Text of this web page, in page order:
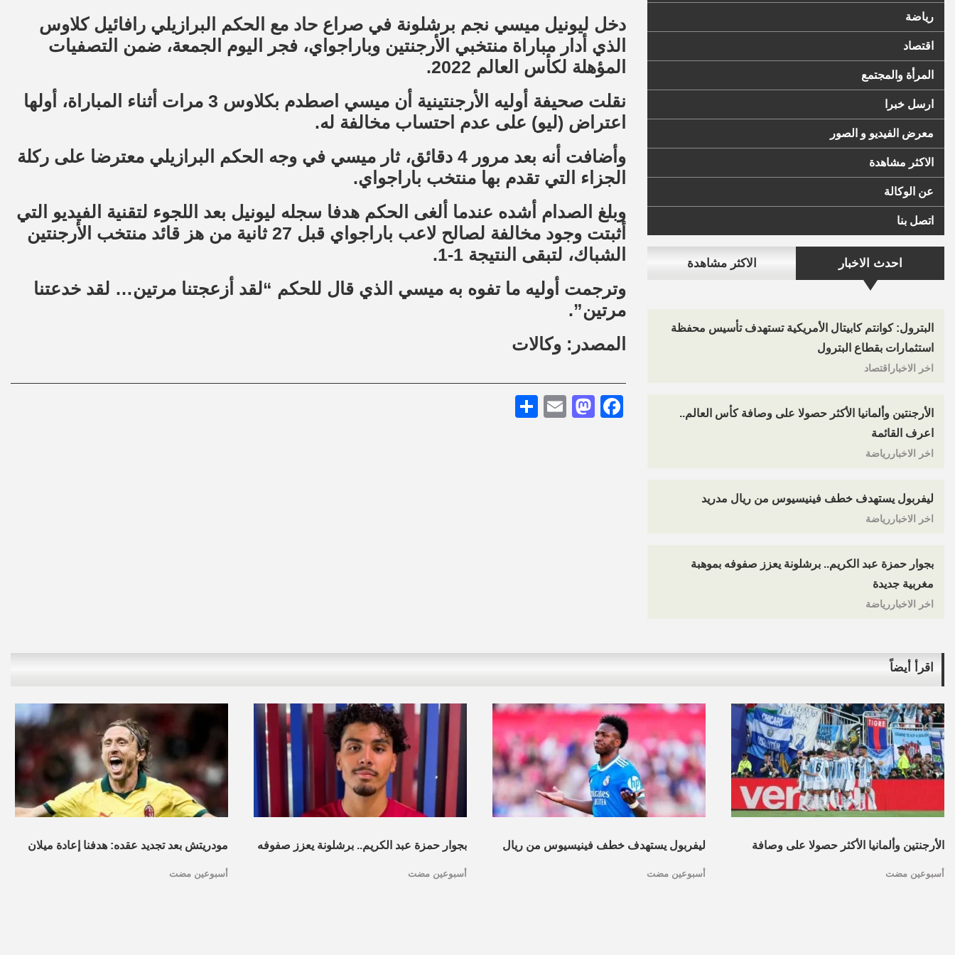
رياضة
اقتصاد
المرأة والمجتمع
ارسل خبرا
معرض الفيديو و الصور
الاكثر مشاهدة
عن الوكالة
اتصل بنا
احدث الاخبار الاكثر مشاهدة
البترول: كوانتم كابيتال الأمريكية تستهدف تأسيس محفظة
استثمارات بقطاع البترول
اخر الاخباراقتصاد
الأرجنتين وألمانيا الأكثر حصولا على وصافة كأس العالم..
اعرف القائمة
اخر الاخباررياضة
ليفربول يستهدف خطف فينيسيوس من ريال مدريد
اخر الاخباررياضة
بجوار حمزة عبد الكريم.. برشلونة يعزز صفوفه بموهبة
مغربية جديدة
اخر الاخباررياضة
دخل ليونيل ميسي نجم برشلونة في صراع حاد مع الحكم البرازيلي رافائيل كلاوس
الذي أدار مباراة منتخبي الأرجنتين وباراجواي، فجر اليوم الجمعة، ضمن التصفيات
المؤهلة لكأس العالم 2022.
نقلت صحيفة أوليه الأرجنتينية أن ميسي اصطدم بكلاوس 3 مرات أثناء المباراة، أولها
اعتراض (ليو) على عدم احتساب مخالفة له.
وأضافت أنه بعد مرور 4 دقائق، ثار ميسي في وجه الحكم البرازيلي معترضا على ركلة
الجزاء التي تقدم بها منتخب باراجواي.
وبلغ الصدام أشده عندما ألغى الحكم هدفا سجله ليونيل بعد اللجوء لتقنية الفيديو التي
أثبتت وجود مخالفة لصالح لاعب باراجواي قبل 27 ثانية من هز قائد منتخب الأرجنتين
الشباك، لتبقى النتيجة 1-1.
وترجمت أوليه ما تفوه به ميسي الذي قال للحكم “لقد أزعجتنا مرتين… لقد خدعتنا
مرتين”.
المصدر: وكالات
Facebook
Mastodon
Email
اقرأ أيضاً
الأرجنتين وألمانيا الأكثر حصولا على وصافة
أسبوعين مضت
ليفربول يستهدف خطف فينيسيوس من ريال
أسبوعين مضت
بجوار حمزة عبد الكريم.. برشلونة يعزز صفوفه
أسبوعين مضت
مودريتش بعد تجديد عقده: هدفنا إعادة ميلان
أسبوعين مضت